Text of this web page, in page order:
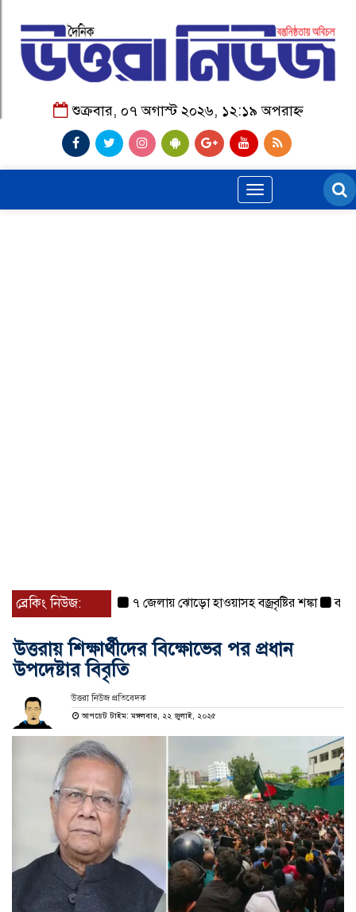
শুক্রবার, ০৭ অগাস্ট ২০২৬, ১২:১৯ অপরাহ্ন
Toggle
navigation
ব্রেকিং নিউজ: ৭ জেলায় ঝোড়ো হাওয়াসহ বজ্রবৃষ্টির শঙ্কা বগুড়া ও
উত্তরায় শিক্ষার্থীদের বিক্ষোভের পর প্রধান
উপদেষ্টার বিবৃতি
উত্তরা নিউজ প্রতিবেদক
আপডেট টাইম: মঙ্গলবার, ২২ জুলাই, ২০২৫